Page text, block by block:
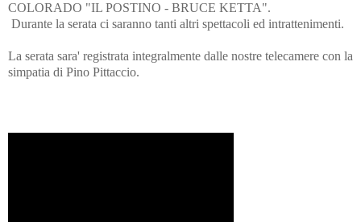
COLORADO "IL POSTINO - BRUCE KETTA".
Durante la serata ci saranno tanti altri spettacoli ed intrattenimenti.
La serata sara' registrata integralmente dalle nostre telecamere con la
simpatia di Pino Pittaccio.